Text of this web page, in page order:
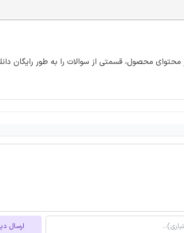
محتوای محصول، قسمتی از سوالات را به طور رایگان
ارسال